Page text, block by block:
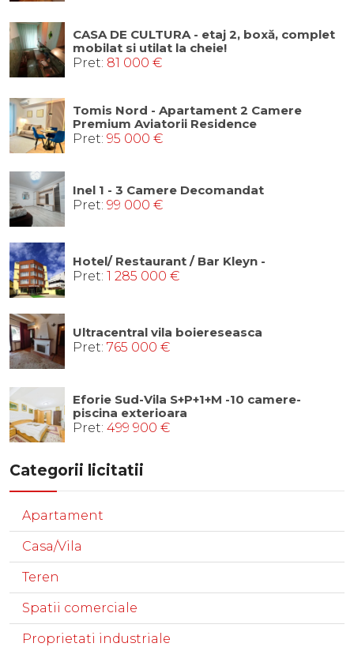
CASA DE CULTURA - etaj 2, boxă, complet
mobilat si utilat la cheie!
Pret: 81 000 €
Tomis Nord - Apartament 2 Camere
Premium Aviatorii Residence
Pret: 95 000 €
Inel 1 - 3 Camere Decomandat
Pret: 99 000 €
Hotel/ Restaurant / Bar Kleyn -
Pret: 1 285 000 €
Ultracentral vila boiereseasca
Pret: 765 000 €
Eforie Sud-Vila S+P+1+M -10 camere-
piscina exterioara
Pret: 499 900 €
Categorii licitatii
Apartament
Casa/Vila
Teren
Spatii comerciale
Proprietati industriale